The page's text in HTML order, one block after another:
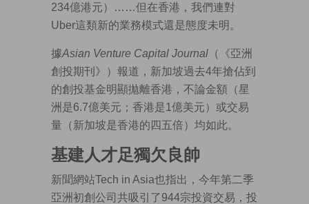
234億港元）……但在香港，我們連對
Uber這類新的業務模式還是態度未明。
據Asian Venture Capital Journal （《亞洲
創投期刊》）報道，新加坡過去4年搶佔到
的創投基金明顯拋離香港，不論金額（星
洲是6.7億美元；香港是1億美元）或交易
量（新加坡是香港的四五倍）均如此。
基建人才足獨欠良帥
新聞網站Tech in Asia也指出，今年第二季
亞洲初創公司共吸引了944宗投資交易，投